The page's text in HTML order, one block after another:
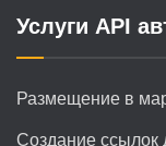
Услуги API
Размещение в
Создание ссылок